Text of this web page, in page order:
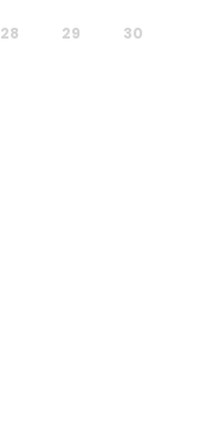
28 29 30